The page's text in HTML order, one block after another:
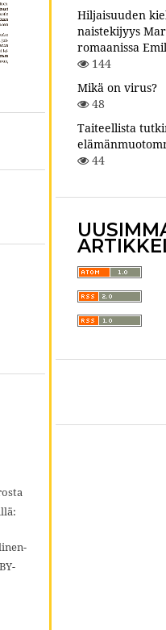
Hiljaisuuden
naistekijyys
romaanissa
144
Mikä on virus?
48
Taiteellista
44